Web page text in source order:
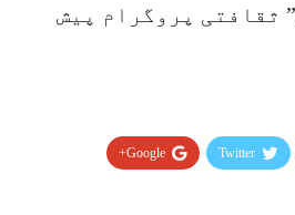
ثقافتی پروگرام پیش
Twitter
Google+